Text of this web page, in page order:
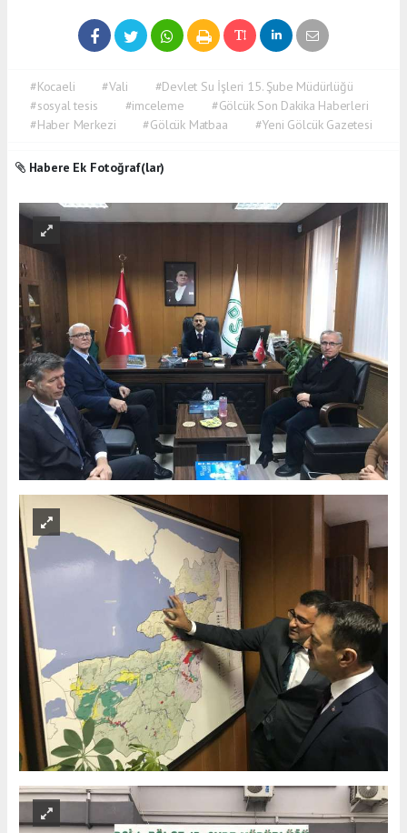
#Kocaeli #Vali
#Devlet Su İşleri 15. Şube Müdürlüğü
#sosyal tesis
#imceleme
#Gölcük Son Dakika Haberleri
#Haber Merkezi
#Gölcük Matbaa #Yeni Gölcük Gazetesi
Habere Ek Fotoğraf(lar)